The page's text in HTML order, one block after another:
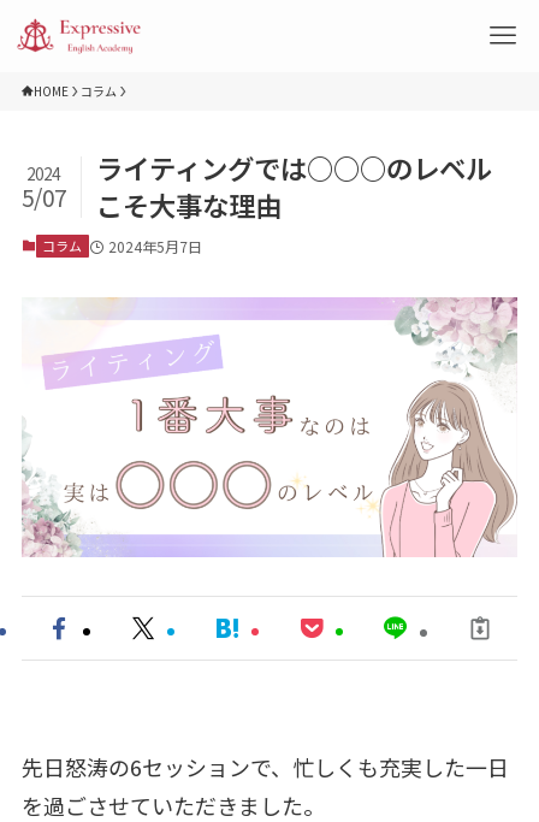
HOME コラム
ライティングでは○○○のレベル
こそ大事な理由
2024
5/07
コラム 2024年5月7日
先日怒涛の6セッションで、忙しくも充実した一日
を過ごさせていただきました。